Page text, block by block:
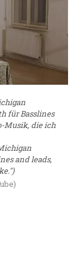
für Basslines
Musik, die ich
and leads,